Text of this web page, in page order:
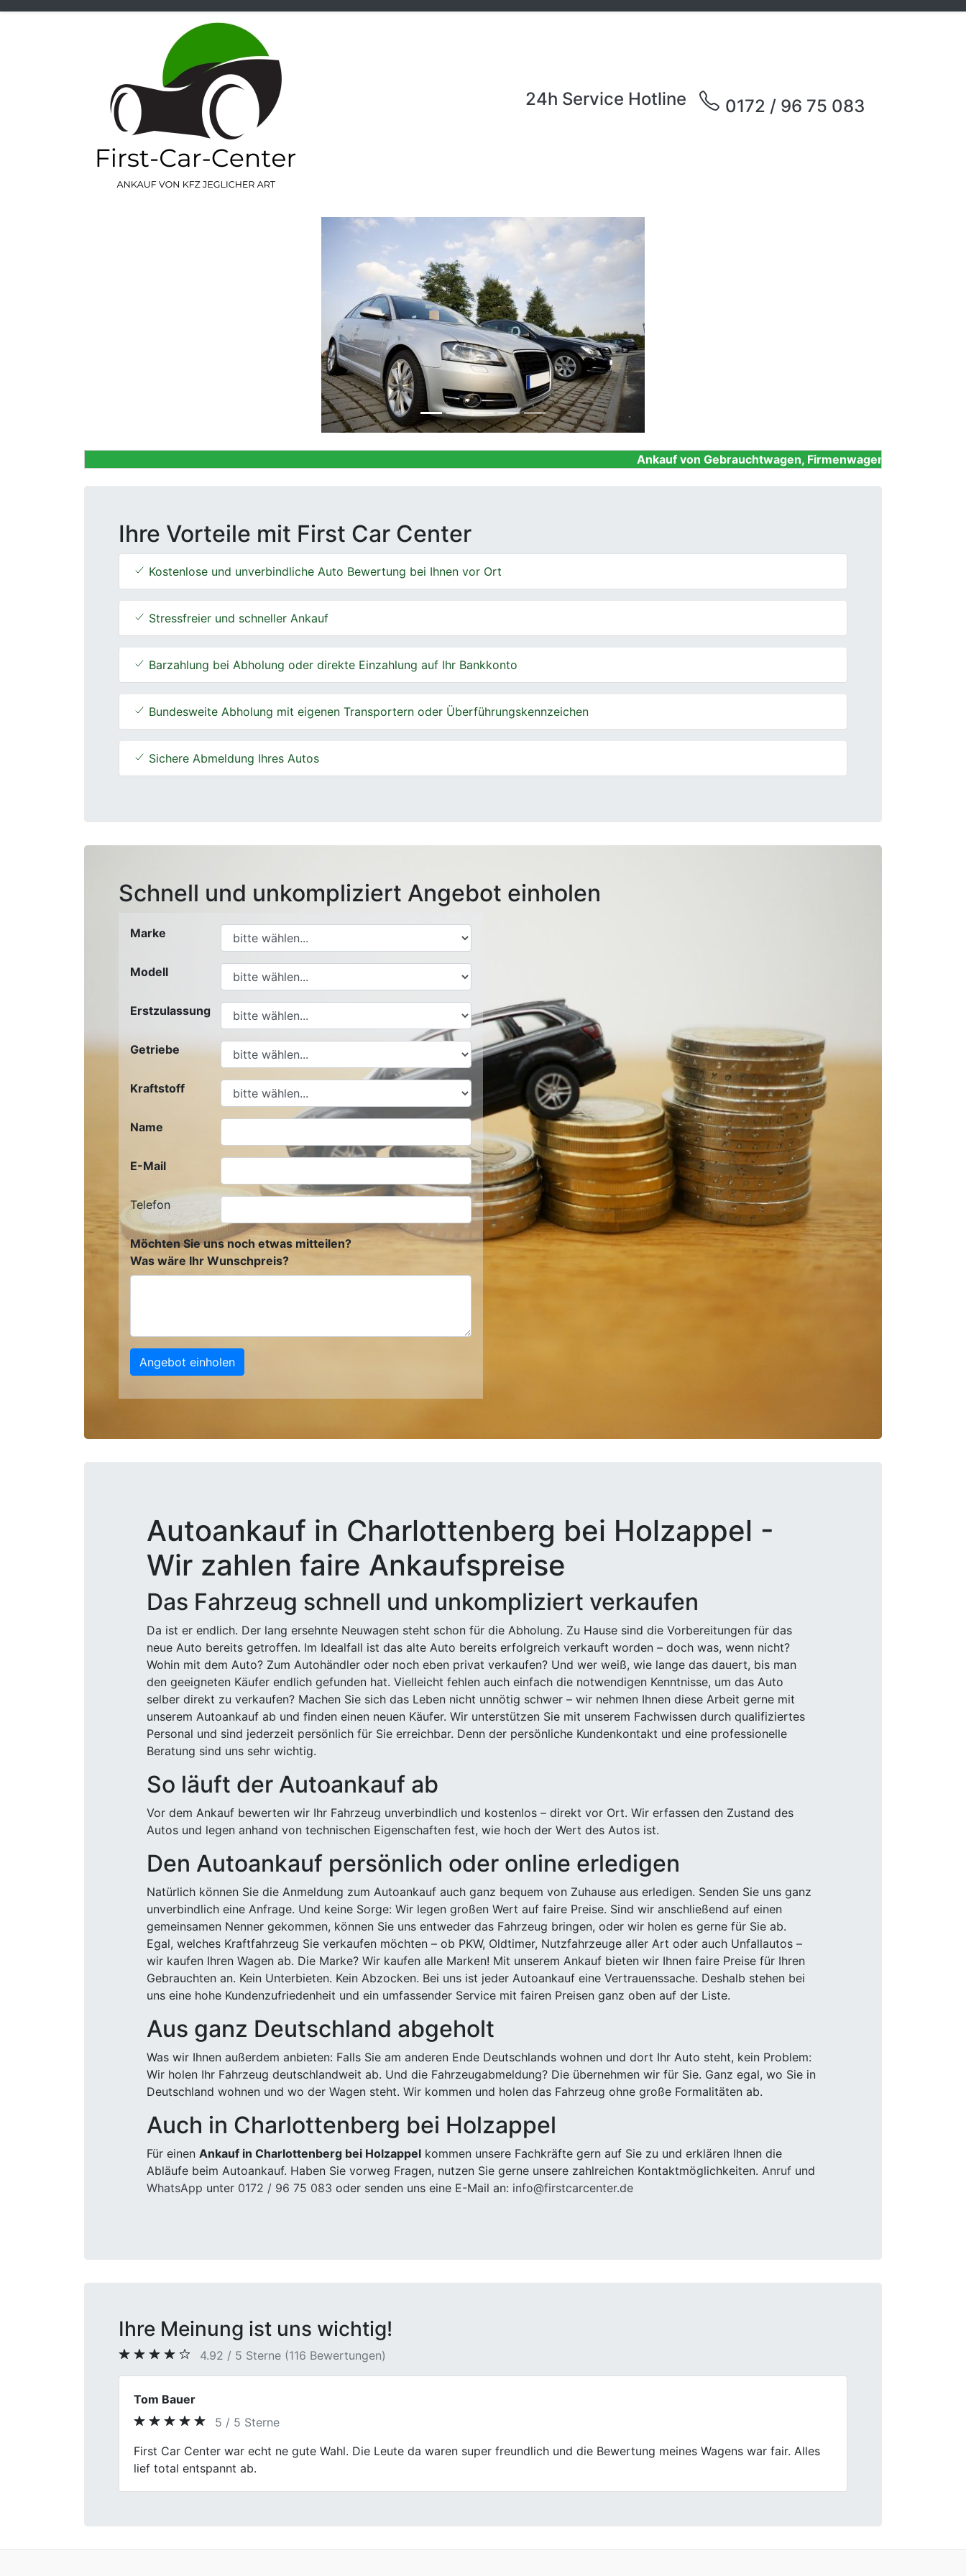
24h Service Hotline 0172 / 96 75 083
Ankauf von Gebrauchtwagen, Firmenwagen, Unfallwagen,
Ihre Vorteile mit First Car Center
Kostenlose und unverbindliche Auto Bewertung bei Ihnen vor Ort
Stressfreier und schneller Ankauf
Barzahlung bei Abholung oder direkte Einzahlung auf Ihr Bankkonto
Bundesweite Abholung mit eigenen Transportern oder Überführungskennzeichen
Sichere Abmeldung Ihres Autos
Schnell und unkompliziert Angebot einholen
Marke
Modell
Erstzulassung
Getriebe
Kraftstoff
Name
E-Mail
Telefon
Möchten Sie uns noch etwas mitteilen?
Was wäre Ihr Wunschpreis?
Angebot einholen
Autoankauf in Charlottenberg bei Holzappel -
Wir zahlen faire Ankaufspreise
Das Fahrzeug schnell und unkompliziert verkaufen
Da ist er endlich. Der lang ersehnte Neuwagen steht schon für die Abholung. Zu Hause sind die Vorbereitungen für das
neue Auto bereits getroffen. Im Idealfall ist das alte Auto bereits erfolgreich verkauft worden – doch was, wenn nicht?
Wohin mit dem Auto? Zum Autohändler oder noch eben privat verkaufen? Und wer weiß, wie lange das dauert, bis man
den geeigneten Käufer endlich gefunden hat. Vielleicht fehlen auch einfach die notwendigen Kenntnisse, um das Auto
selber direkt zu verkaufen? Machen Sie sich das Leben nicht unnötig schwer – wir nehmen Ihnen diese Arbeit gerne mit
unserem Autoankauf ab und finden einen neuen Käufer. Wir unterstützen Sie mit unserem Fachwissen durch qualifiziertes
Personal und sind jederzeit persönlich für Sie erreichbar. Denn der persönliche Kundenkontakt und eine professionelle
Beratung sind uns sehr wichtig.
So läuft der Autoankauf ab
Vor dem Ankauf bewerten wir Ihr Fahrzeug unverbindlich und kostenlos – direkt vor Ort. Wir erfassen den Zustand des
Autos und legen anhand von technischen Eigenschaften fest, wie hoch der Wert des Autos ist.
Den Autoankauf persönlich oder online erledigen
Natürlich können Sie die Anmeldung zum Autoankauf auch ganz bequem von Zuhause aus erledigen. Senden Sie uns ganz
unverbindlich eine Anfrage. Und keine Sorge: Wir legen großen Wert auf faire Preise. Sind wir anschließend auf einen
gemeinsamen Nenner gekommen, können Sie uns entweder das Fahrzeug bringen, oder wir holen es gerne für Sie ab.
Egal, welches Kraftfahrzeug Sie verkaufen möchten – ob PKW, Oldtimer, Nutzfahrzeuge aller Art oder auch Unfallautos –
wir kaufen Ihren Wagen ab. Die Marke? Wir kaufen alle Marken! Mit unserem Ankauf bieten wir Ihnen faire Preise für Ihren
Gebrauchten an. Kein Unterbieten. Kein Abzocken. Bei uns ist jeder Autoankauf eine Vertrauenssache. Deshalb stehen bei
uns eine hohe Kundenzufriedenheit und ein umfassender Service mit fairen Preisen ganz oben auf der Liste.
Aus ganz Deutschland abgeholt
Was wir Ihnen außerdem anbieten: Falls Sie am anderen Ende Deutschlands wohnen und dort Ihr Auto steht, kein Problem:
Wir holen Ihr Fahrzeug deutschlandweit ab. Und die Fahrzeugabmeldung? Die übernehmen wir für Sie. Ganz egal, wo Sie in
Deutschland wohnen und wo der Wagen steht. Wir kommen und holen das Fahrzeug ohne große Formalitäten ab.
Auch in Charlottenberg bei Holzappel
Für einen Ankauf in Charlottenberg bei Holzappel kommen unsere Fachkräfte gern auf Sie zu und erklären Ihnen die
Abläufe beim Autoankauf. Haben Sie vorweg Fragen, nutzen Sie gerne unsere zahlreichen Kontaktmöglichkeiten. Anruf und
WhatsApp unter 0172 / 96 75 083 oder senden uns eine E-Mail an: info@firstcarcenter.de
Ihre Meinung ist uns wichtig!
4.92 / 5 Sterne (116 Bewertungen)
Jens
5 / 5 Sterne
Hab meinen alten Schlitten beim FirstCarCenter verkauft und war echt zufrieden. Die Bewertung war fair und ich hab das Geld
direkt vor Ort bekommen. Die Jungs waren voll chillig und haben mich unterstützt, der Verkauf war voll easy. Ich würde den
Previous Next